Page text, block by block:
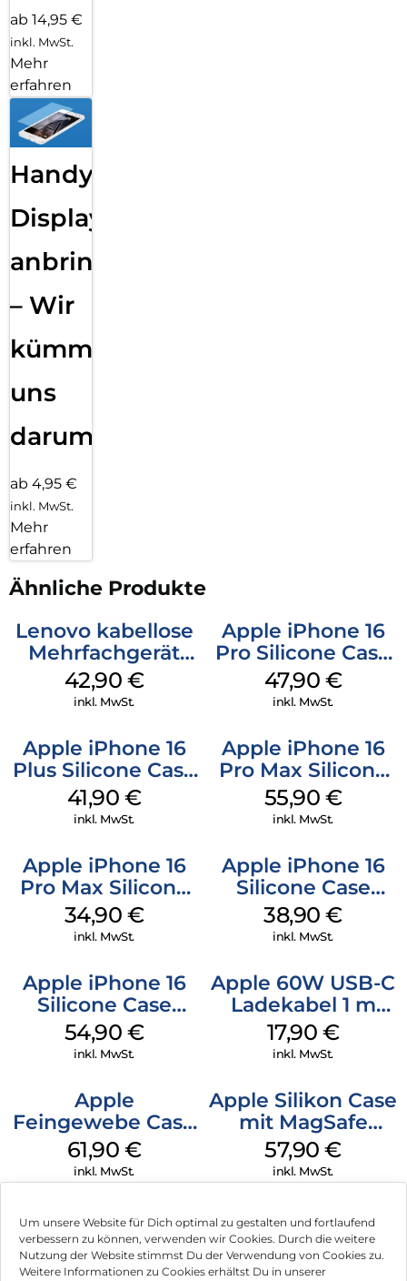
Um unsere Website für Dich optimal zu gestalten und fortlaufend
verbessern zu können, verwenden wir Cookies. Durch die weitere
Nutzung der Website stimmst Du der Verwendung von Cookies zu.
Weitere Informationen zu Cookies erhältst Du in unserer
ab 14,95 €
inkl. MwSt.
Mehr
erfahren
Handy
Displayfolie
anbringen
– Wir
kümmern
uns
darum!
ab 4,95 €
inkl. MwSt.
Mehr
erfahren
Ähnliche Produkte
Lenovo kabellose
Mehrfachgerät
Luna Grey
42,90 €
inkl. MwSt.
Apple iPhone 16
Pro Silicone Case
MagSafe Denim
47,90 €
inkl. MwSt.
Apple iPhone 16
Plus Silicone Case
MagSafe Stone
Gray
41,90 €
inkl. MwSt.
Apple iPhone 16
Pro Max Silicone
Case MagSafe
Stone Gray
55,90 €
inkl. MwSt.
Apple iPhone 16
Pro Max Silicone
Case MagSafe
Denim
34,90 €
inkl. MwSt.
Apple iPhone 16
Silicone Case
MagSafe
Ultramarine
38,90€
inkl. MwSt.
Apple iPhone 16
Silicone Case
MagSafe Black
54,90 €
inkl. MwSt.
Apple 60W USB-C
Ladekabel 1 m
Weiß
17,90 €
inkl. MwSt.
Apple
Feingewebe Case
iPhone 15 Pro
MagSafe Schwarz
61,90 €
inkl. MwSt.
Apple Silikon Case
mit MagSafe
iPhone 14 Pro
(PRODUCT)RED
57,90€
inkl. MwSt.
Impressum